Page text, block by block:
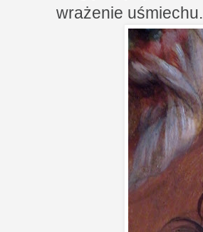
wrażenie uśmiechu.